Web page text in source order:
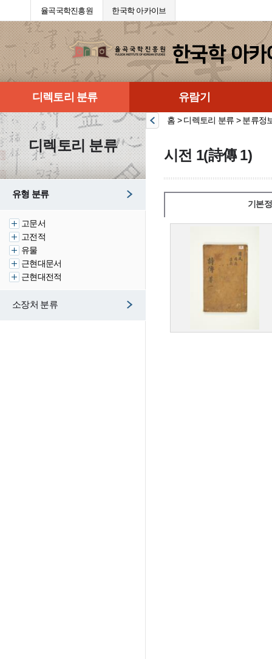
율곡국학진흥원 한국학 아카이브
디렉토리 분류 유람기
디렉토리 분류
유형 분류
고문서
고전적
유물
근현대문서
근현대전적
소장처 분류
홈 > 디렉토리 분류 > 분류정
시전 1(詩傳 1)
기본